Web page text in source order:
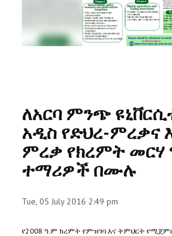
REGISTRAR
PARTNERSHIP
ለአርባ ምንጭ
አዲስ የድህረ-ምረቃና
ምረቃ የክረምት መርሃ
ተማሪዎች በሙሉ
Tue, 05 July 2016 2:49 pm
የ2008 ዓ.ም ክረምት የምዝገባ እና ትምህርት